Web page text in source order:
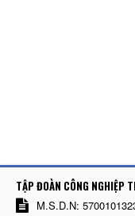
TẬP ĐOÀN CÔNG NGHIỆP
M.S.D.N: